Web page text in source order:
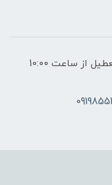
ساعات پاسخگویی: فقط روزهای غیر تعطیل از ساعت 10:00